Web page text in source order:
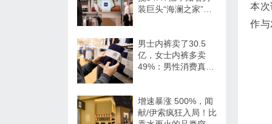
本
作
装巨头“海澜之家”帮
男士内裤卖了30.5
亿，女士内裤多卖
49%：男性消费真的
增速暴涨 500%，闻
献/伊索疯狂入局！比